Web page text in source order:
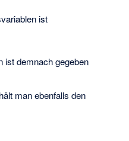
ist
ist demnach gegeben
man ebenfalls den